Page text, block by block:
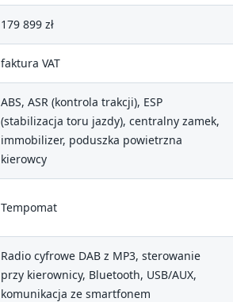
179 899 zł
faktura VAT
ABS, ASR (kontrola trakcji), ESP
(stabilizacja toru jazdy), centralny zamek,
immobilizer, poduszka powietrzna
kierowcy
Tempomat
Radio cyfrowe DAB z MP3, sterowanie
przy kierownicy, Bluetooth, USB/AUX,
komunikacja ze smartfonem